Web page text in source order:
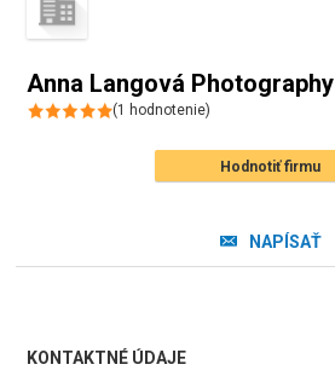
Anna Langová Photography
(1 hodnotenie)
Hodnotiť firmu
NAPÍSAŤ
KONTAKTNÉ ÚDAJE